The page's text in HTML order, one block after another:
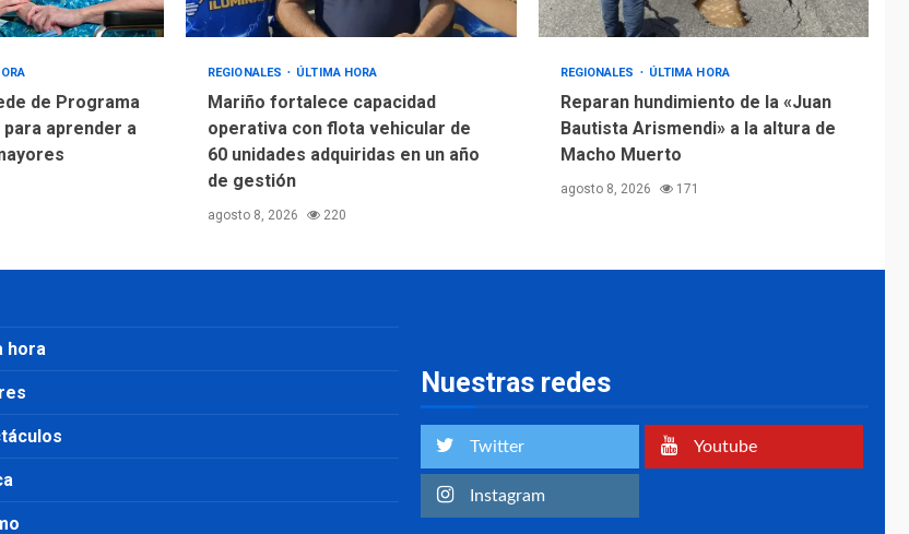
REGIONALES ÚLTIMA HORA
de Programa
“Cuidadores 360”
para aprender a
atender adultos
4
de la «Juan Bautista
Arismendi» a la altura
de Programa
para aprender a
REGIONALES ÚLTIMA HORA
Mariño fortalece capacidad
operativa con flota vehicular de
60 unidades adquiridas en un año
de gestión
agosto 8, 2026 220
REGIONALES ÚLTIMA HORA
Reparan hundimiento de la «Juan
Bautista Arismendi» a la altura de
Macho Muerto
agosto 8, 2026 171
hora
Nuestras redes
Twitter Youtube
Instagram